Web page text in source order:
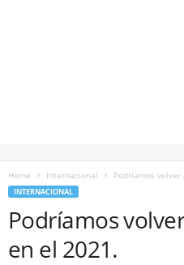
Home Internacional Podríamos
INTERNACIONAL
Podríamos
en el 2021.